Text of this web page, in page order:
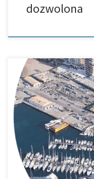
dozwolona
Na podziwianie widoku
najpierw zapracować.
różnicę 300 metrów
wynagrodzony